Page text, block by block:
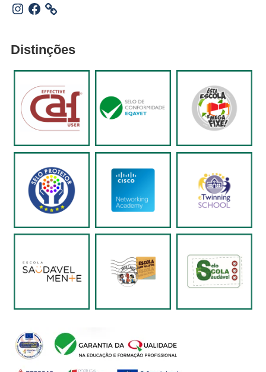
Instagram
Facebook
Distinções